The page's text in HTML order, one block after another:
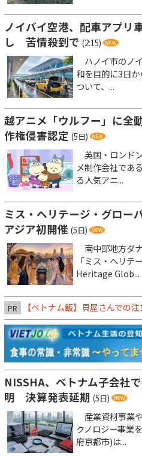
ノイバイ空港、配車アプリ
し 苦情殺到で (2:15)
ハノイ市のノ
和を目的に3日
ついて、...
越アニメ「ウルフー」に全
作権侵害認定 (5日)
英国・ロンド
メ制作会社であ
る人気アニ...
ミス・ヘリテージ・グロー
アジア初開催 (5日)
南中部地方ダ
「ミス・ヘリ
Heritage Glob...
PR 【ベトナム飯】貝屋さんでの
NISSHA、ベトナム子会社
明 決算発表延期 (5日)
産業資材事業
クノロジー事業
府京都市)は...